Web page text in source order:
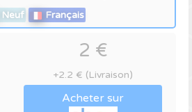
Neuf Français
2 €
+2.2 € (Livraison)
Acheter sur